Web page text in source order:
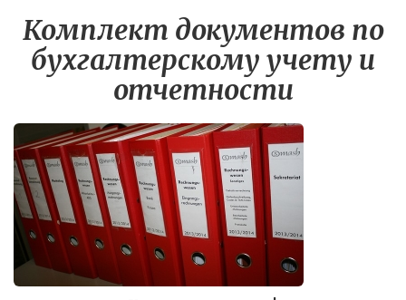
Комплект документов по
бухгалтерскому учету и
отчетности